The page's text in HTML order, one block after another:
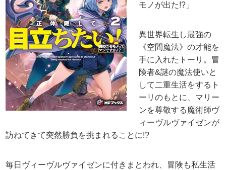
モノが出た!?」
異世界転生し最強の
《空間魔法》の才能を
手に入れたトーリ。冒
険者&謎の魔法使いと
して二重生活をするト
ーリのもとに、マリー
ンを尊敬する魔術師ヴ
ィーヴルヴァイゼンが
訪ねてきて突然勝負を挑まれることに!?
毎日ヴィーヴルヴァイゼンに付きまとわれ、冒険も私生活